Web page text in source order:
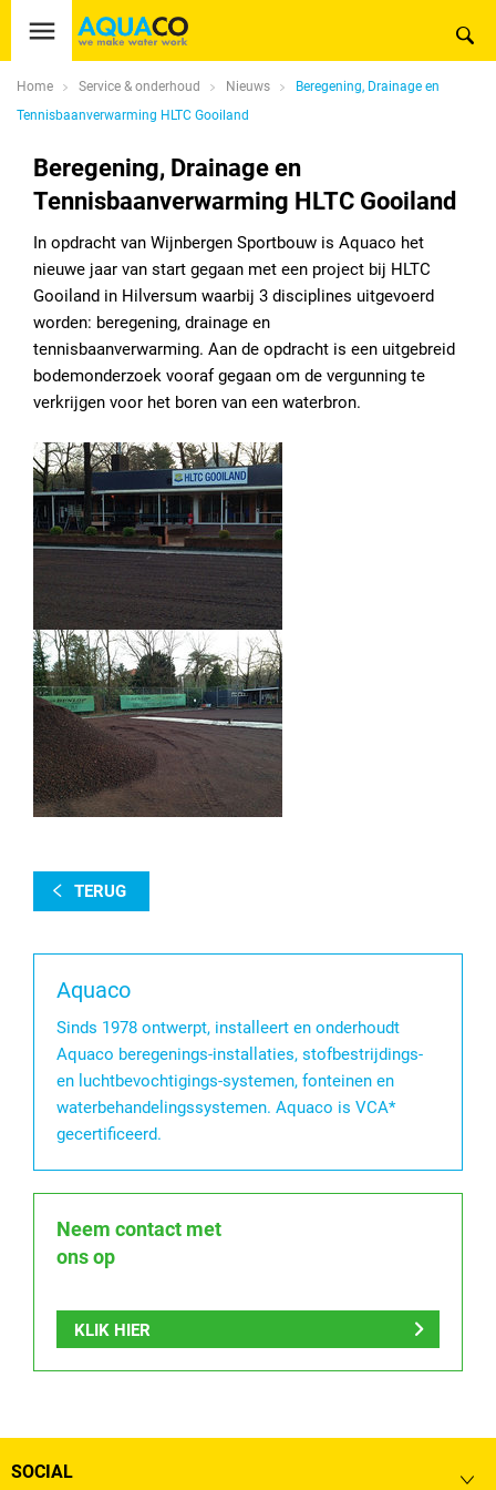
Home Service & onderhoud Nieuws
Beregening, Drainage en
Tennisbaanverwarming HLTC Gooiland
Beregening, Drainage en
Tennisbaanverwarming HLTC Gooiland
In opdracht van Wijnbergen Sportbouw is Aquaco het
nieuwe jaar van start gegaan met een project bij HLTC
Gooiland in Hilversum waarbij 3 disciplines uitgevoerd
worden: beregening, drainage en
tennisbaanverwarming. Aan de opdracht is een uitgebreid
bodemonderzoek vooraf gegaan om de vergunning te
verkrijgen voor het boren van een waterbron.
TERUG
Aquaco
Sinds 1978 ontwerpt, installeert en onderhoudt
Aquaco beregenings-installaties, stofbestrijdings-
en luchtbevochtigings-systemen, fonteinen en
waterbehandelingssystemen. Aquaco is VCA*
gecertificeerd.
Neem contact met
ons op
KLIK HIER
SOCIAL